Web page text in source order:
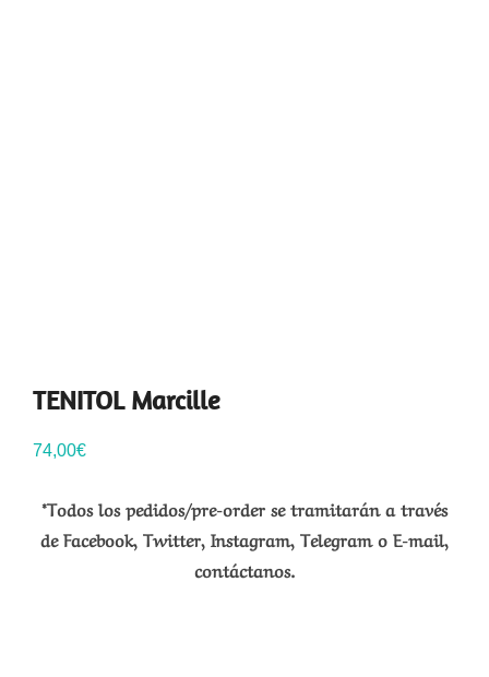
TENITOL Marcille
74,00€
*Todos los pedidos/pre-order se tramitarán a través
de Facebook, Twitter, Instagram, Telegram o E-mail,
contáctanos.